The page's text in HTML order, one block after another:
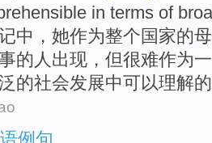
in terms of
中 ， 她作为整个国家的
的人出现， 但很难作为
的社会发展中可以理解的
例句